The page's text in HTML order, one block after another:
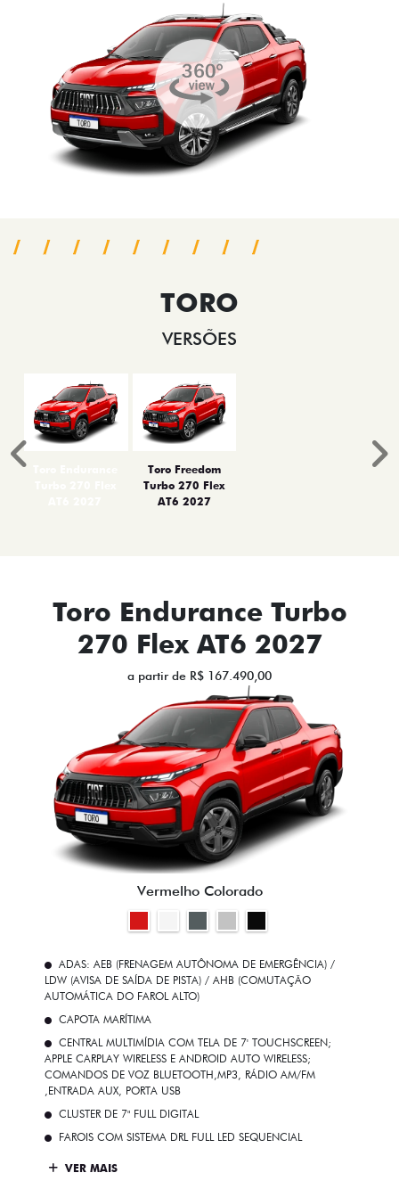
TORO
VERSÕES
Toro Freedom
Turbo 270 Flex
AT6 2027
Anterior
Toro Endurance Turbo
270 Flex AT6 2027
a partir de R$ 167.490,00
Vermelho Colorado
ADAS: AEB (FRENAGEM AUTÔNOMA DE EMERGÊNCIA) /
LDW (AVISA DE SAÍDA DE PISTA) / AHB (COMUTAÇÃO
AUTOMÁTICA DO FAROL ALTO)
CAPOTA MARÍTIMA
CENTRAL MULTIMÍDIA COM TELA DE 7' TOUCHSCREEN;
APPLE CARPLAY WIRELESS E ANDROID AUTO WIRELESS;
COMANDOS DE VOZ BLUETOOTH,MP3, RÁDIO AM/FM
,ENTRADA AUX, PORTA USB
CLUSTER DE 7" FULL DIGITAL
FAROIS COM SISTEMA DRL FULL LED SEQUENCIAL
VER MAIS